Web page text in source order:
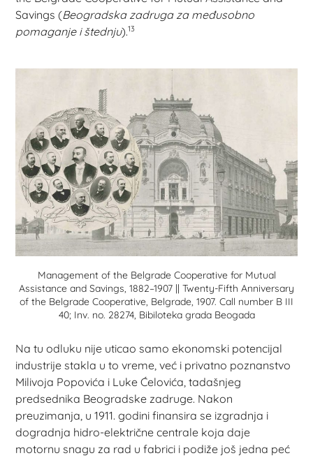
Savings (Beogradska zadruga za međusobno
pomaganje i štednju).13
Management of the Belgrade Cooperative for Mutual
Assistance and Savings, 1882–1907 || Twenty-Fifth Anniversary
of the Belgrade Cooperative, Belgrade, 1907. Call number B III
40; Inv. no. 28274, Bibiloteka grada Beogada
Na tu odluku nije uticao samo ekonomski potencijal
industrije stakla u to vreme, već i privatno poznanstvo
Milivoja Popovića i Luke Ćelovića, tadašnjeg
predsednika Beogradske zadruge. Nakon
preuzimanja, u 1911. godini finansira se izgradnja i
dogradnja hidro-električne centrale koja daje
motornu snagu za rad u fabrici i podiže još jedna peć